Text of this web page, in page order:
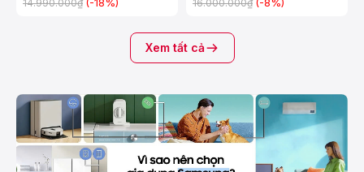
14.990.000₫ 16.000.000₫
Xem tất cả